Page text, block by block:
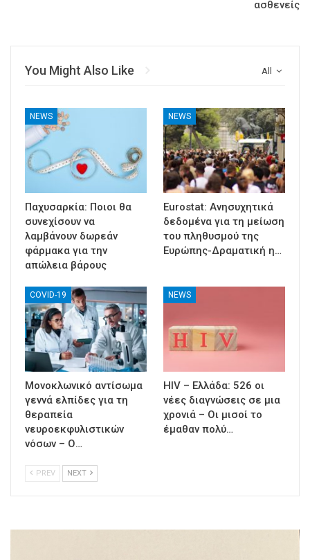
ασθενείς
All
You Might Also Like
NEWS
Παχυσαρκία: Ποιοι θα
συνεχίσουν να
λαμβάνουν δωρεάν
φάρμακα για την
απώλεια βάρους
NEWS
Eurostat: Ανησυχητικά
δεδομένα για τη μείωση
του πληθυσμού της
Ευρώπης-Δραματική η…
COVID-19
Μονοκλωνικό αντίσωμα
γεννά ελπίδες για τη
θεραπεία
νευροεκφυλιστικών
νόσων – Ο…
NEWS
HIV – Ελλάδα: 526 οι
νέες διαγνώσεις σε μια
χρονιά – Οι μισοί το
έμαθαν πολύ…
PREV NEXT